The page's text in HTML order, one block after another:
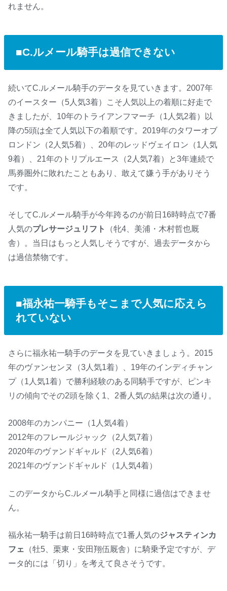
れません。
■C.ルメール騎手は過信できない
続いてC.ルメール騎手のデータを見ていきます。2007年
のイースター（5人気3着）こそ人気以上の着順に好走で
きましたが、10年のトライアンフマーチ（1人気2着）以
降の5頭は全て人気以下の着順です。2019年のタワーオブ
ロンドン（2人気5着）、20年のレッドヴェイロン（1人気
9着）、21年のトリプルエース（2人気7着）と3年連続で
馬券圏外に敗れたこともあり、敢えて嫌う手がありそう
です。
そしてC.ルメール騎手が今年跨るのが前日16時時点で7番
人気のプレサージュリフト
（牝4、美浦・木村哲也厩
舎）。当日はもっと人気しそうですが、過去データから
は過信禁物です。
■福永祐一騎手もそこまで人気に応えら
れていない
さらに福永祐一騎手のデータを見ていきましょう。2015
年のヴァンセンヌ（3人気1着）、19年のインディチャン
プ（1人気1着）で勝利経験のある同騎手ですが、ピンキ
リの傾向でその2頭を除く1、2番人気の結果は次の通り。
2008年のカンパニー（1人気4着）
2012年のフレールジャック（2人気7着）
2020年のヴァンドギャルド（2人気6着）
2021年のヴァンドギャルド（1人気4着）
このデータからC.ルメール騎手と同様に過信はできませ
ん。
福永祐一騎手は前日16時時点で1番人気のジャスティンカ
フェ （牡5、栗東・安田翔伍厩舎）に騎乗予定ですが、デ
ータ的には「切り」を考えて良さそうです。